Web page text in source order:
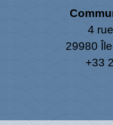
4
29980
+33